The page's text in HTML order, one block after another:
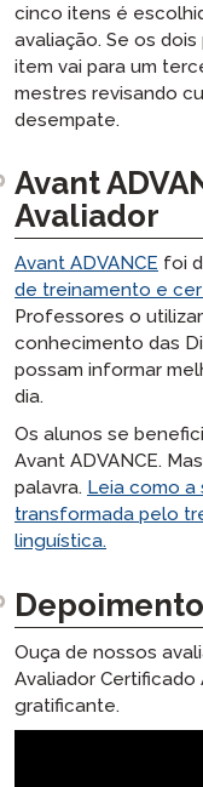
cinco itens é
avaliação. Se os
item vai para um
mestres revisando
desempate.
Avant
Avaliador
Avant ADVANCE foi
de treinamento e
Professores o
conhecimento das
possam informar
dia.
Os alunos se
Avant ADVANCE.
palavra. Leia como
transformada pelo
linguística.
Ouça de nossos
Avaliador
gratificante.